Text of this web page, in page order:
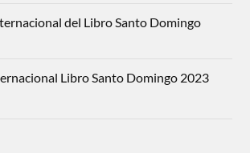
del Libro Santo Domingo
Libro Santo Domingo 2023